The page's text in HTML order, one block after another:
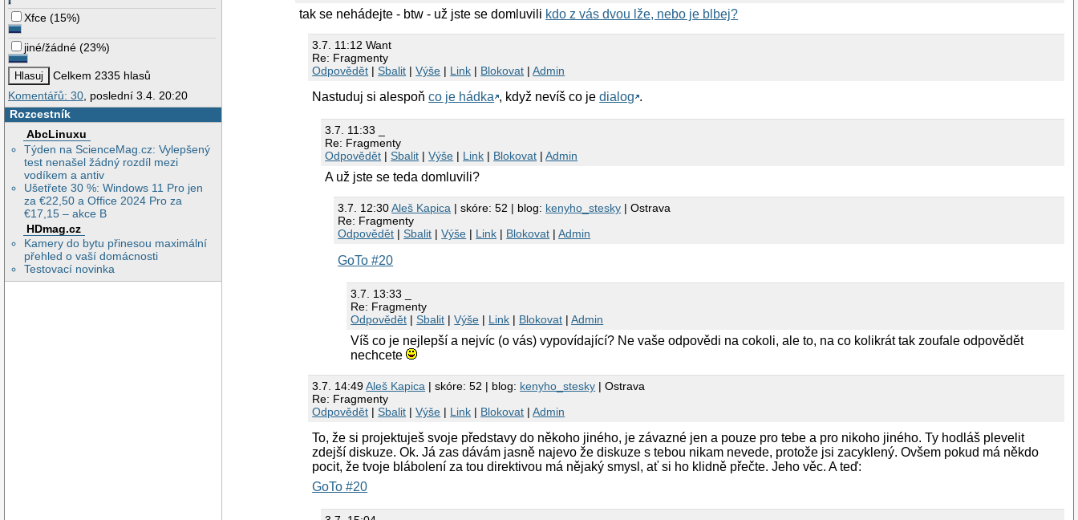
Xfce (15%)
jiné/žádné (23%)
Celkem 2335 hlasů
Komentářů: 30, poslední 3.4. 20:20
Rozcestník
AbcLinuxu
Týden na ScienceMag.cz: Vylepšený
test nenašel žádný rozdíl mezi
vodíkem a antiv
Ušetřete 30 %: Windows 11 Pro jen
za €22,50 a Office 2024 Pro za
€17,15 – akce B
HDmag.cz
Kamery do bytu přinesou maximální
přehled o vaší domácnosti
Testovací novinka
tak se nehádejte - btw - už jste se domluvili kdo z vás dvou lže, nebo je blbej?
3.7. 11:12 Want
Re: Fragmenty
Odpovědět |Sbalit |Výše | Link | Blokovat |Admin
Nastuduj si alespoňco je hádka , když nevíš co jedialog .
3.7. 11:33 _
Re: Fragmenty
Odpovědět |Sbalit |Výše | Link | Blokovat |Admin
A už jste se teda domluvili?
3.7. 12:30Aleš Kapica | skóre: 52 | blog: kenyho_stesky | Ostrava
Re: Fragmenty
Odpovědět |Sbalit |Výše | Link | Blokovat |Admin
GoTo #20
3.7. 13:33 _
Re: Fragmenty
Odpovědět |Sbalit |Výše | Link | Blokovat |Admin
Víš co je nejlepší a nejvíc (o vás) vypovídající? Ne vaše odpovědi na cokoli, ale to, na co kolikrát tak zoufale odpovědět
nechcete
3.7. 14:49Aleš Kapica | skóre: 52 | blog: kenyho_stesky | Ostrava
Re: Fragmenty
Odpovědět |Sbalit |Výše | Link | Blokovat |Admin
To, že si projektuješ svoje představy do někoho jiného, je závazné jen a pouze pro tebe a pro nikoho jiného. Ty hodláš plevelit
zdejší diskuze. Ok. Já zas dávám jasně najevo že diskuze s tebou nikam nevede, protože jsi zacyklený. Ovšem pokud má někdo
pocit, že tvoje blábolení za tou direktivou má nějaký smysl, ať si ho klidně přečte. Jeho věc. A teď:
GoTo #20